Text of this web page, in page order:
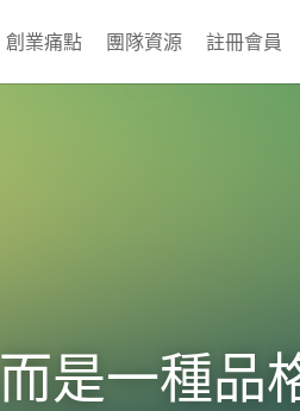
創業痛點 團隊資源 註冊會員
是一種品